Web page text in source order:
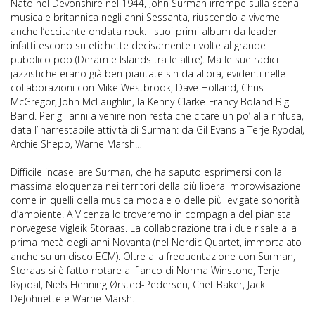
Nato nel Devonshire nel 1944, John Surman irrompe sulla scena
musicale britannica negli anni Sessanta, riuscendo a viverne
anche l’eccitante ondata rock. I suoi primi album da leader
infatti escono su etichette decisamente rivolte al grande
pubblico pop (Deram e Islands tra le altre). Ma le sue radici
jazzistiche erano già ben piantate sin da allora, evidenti nelle
collaborazioni con Mike Westbrook, Dave Holland, Chris
McGregor, John McLaughlin, la Kenny Clarke-Francy Boland Big
Band. Per gli anni a venire non resta che citare un po’ alla rinfusa,
data l’inarrestabile attività di Surman: da Gil Evans a Terje Rypdal,
Archie Shepp, Warne Marsh…
Difficile incasellare Surman, che ha saputo esprimersi con la
massima eloquenza nei territori della più libera improvvisazione
come in quelli della musica modale o delle più levigate sonorità
d’ambiente. A Vicenza lo troveremo in compagnia del pianista
norvegese Vigleik Storaas. La collaborazione tra i due risale alla
prima metà degli anni Novanta (nel Nordic Quartet, immortalato
anche su un disco ECM). Oltre alla frequentazione con Surman,
Storaas si è fatto notare al fianco di Norma Winstone, Terje
Rypdal, Niels Henning Ørsted-Pedersen, Chet Baker, Jack
DeJohnette e Warne Marsh.